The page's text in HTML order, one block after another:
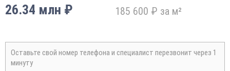
26.34 млн ₽ 185 600 ₽ за м²
Оставьте свой номер телефона и специалист перезвонит через 1
минуту